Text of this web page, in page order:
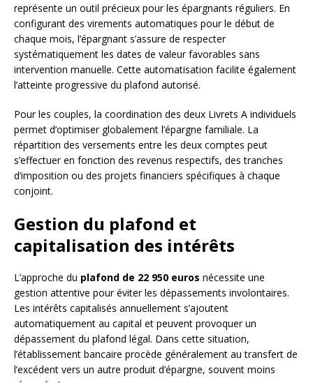
représente un outil précieux pour les épargnants réguliers. En
configurant des virements automatiques pour le début de
chaque mois, l’épargnant s’assure de respecter
systématiquement les dates de valeur favorables sans
intervention manuelle. Cette automatisation facilite également
l’atteinte progressive du plafond autorisé.
Pour les couples, la coordination des deux Livrets A individuels
permet d’optimiser globalement l’épargne familiale. La
répartition des versements entre les deux comptes peut
s’effectuer en fonction des revenus respectifs, des tranches
d’imposition ou des projets financiers spécifiques à chaque
conjoint.
Gestion du plafond et
capitalisation des intérêts
L’approche du plafond de 22 950 euros nécessite une
gestion attentive pour éviter les dépassements involontaires.
Les intérêts capitalisés annuellement s’ajoutent
automatiquement au capital et peuvent provoquer un
dépassement du plafond légal. Dans cette situation,
l’établissement bancaire procède généralement au transfert de
l’excédent vers un autre produit d’épargne, souvent moins